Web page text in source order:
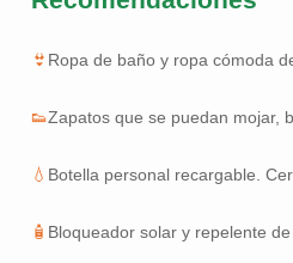
👙 Ropa de baño y ropa cómoda
👟Zapatos que se puedan mojar,
💧 Botella personal recargable.
🧴 Bloqueador solar y repelente